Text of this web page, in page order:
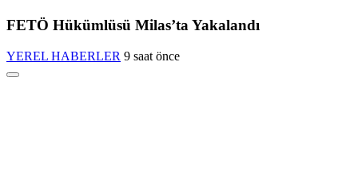
FETÖ Hükümlüsü Milas’ta Yakalandı
YEREL HABERLER 9 saat önce